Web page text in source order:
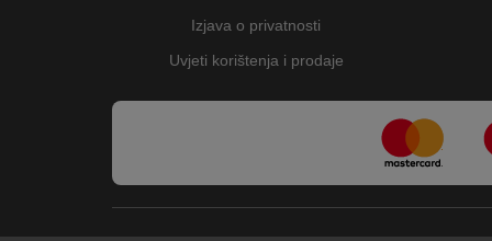
Izjava o privatnosti
Uvjeti korištenja i prodaje